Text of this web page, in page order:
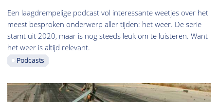
Een laagdrempelige podcast vol interessante weetjes over het
meest besproken onderwerp aller tijden: het weer. De serie
stamt uit 2020, maar is nog steeds leuk om te luisteren. Want
het weer is altijd relevant.
Podcasts